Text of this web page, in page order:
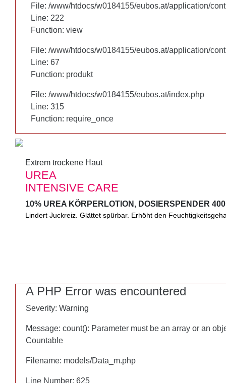
File: /www/htdocs/w0184155/eubos.at/application/
Line: 222
Function: view
File: /www/htdocs/w0184155/eubos.at/application/
Line: 67
Function: produkt
File: /www/htdocs/w0184155/eubos.at/index.php
Line: 315
Function: require_once
Extrem trockene Haut
UREA
INTENSIVE CARE
10% UREA KÖRPERLOTION, DOSIERSPENDER
Lindert Juckreiz. Glättet spürbar. Erhöht den
File: /www/htdocs/w0184155/eubos.at/application/
Line: 222
Function: view
File: /www/htdocs/w0184155/eubos.at/application/
Line: 67
Function: produkt
File: /www/htdocs/w0184155/eubos.at/index.php
Line: 315
Function: require_once
Extrem trockene Haut
UREA
INTENSIVE CARE
10% UREA KÖRPERLOTION, DOSIERSPENDER
Lindert Juckreiz. Glättet spürbar. Erhöht den
A PHP Error was encountered
Severity: Warning
Message: count(): Parameter must be an array or an
Countable
Filename: models/Data_m.php
Line Number: 625
A PHP Error was encountered
Severity: Warning
Message: count(): Parameter must be an array or an
Countable
Filename: models/Data_m.php
Line Number: 625